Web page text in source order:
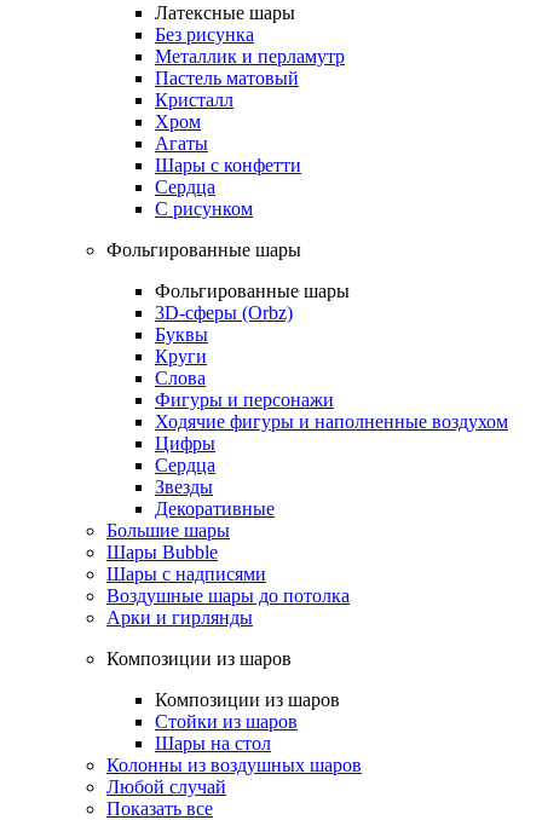
Латексные шары
Без рисунка
Металлик и перламутр
Пастель матовый
Кристалл
Хром
Агаты
Шары с конфетти
Сердца
С рисунком
Фольгированные шары
Фольгированные шары
3D-сферы (Orbz)
Буквы
Круги
Слова
Фигуры и персонажи
Ходячие фигуры и наполненные воздухом
Цифры
Сердца
Звезды
Декоративные
Большие шары
Шары Bubble
Шары с надписями
Воздушные шары до потолка
Арки и гирлянды
Композиции из шаров
Композиции из шаров
Стойки из шаров
Шары на стол
Колонны из воздушных шаров
Любой случай
Показать все